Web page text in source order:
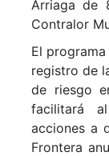
Arriaga de
Contralor
El
registro de
de riesgo
facilitará
acciones a
Frontera